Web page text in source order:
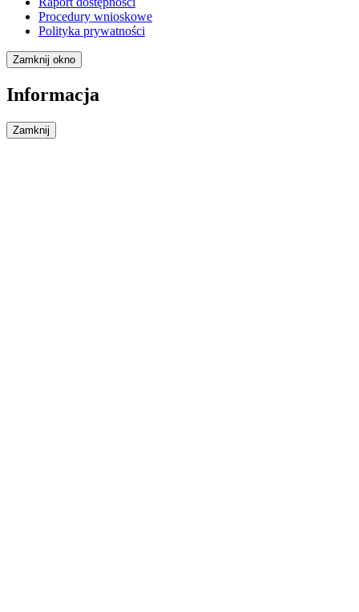
Procedury wnioskowe
Polityka prywatności
Zamknij okno
Informacja
Zamknij